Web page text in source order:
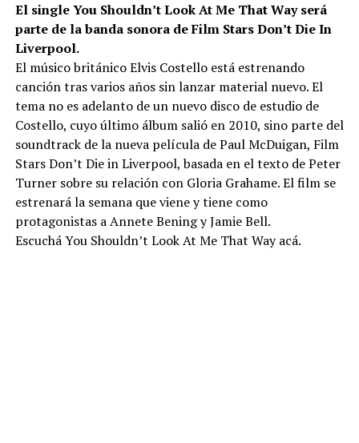
El single You Shouldn’t Look At Me That Way será
parte de la banda sonora de Film Stars Don’t Die In
Liverpool.
El músico británico Elvis Costello está estrenando
canción tras varios años sin lanzar material nuevo. El
tema no es adelanto de un nuevo disco de estudio de
Costello, cuyo último álbum salió en 2010, sino parte del
soundtrack de la nueva película de Paul McDuigan, Film
Stars Don’t Die in Liverpool, basada en el texto de Peter
Turner sobre su relación con Gloria Grahame. El film se
estrenará la semana que viene y tiene como
protagonistas a Annete Bening y Jamie Bell.
Escuchá You Shouldn’t Look At Me That Way acá.